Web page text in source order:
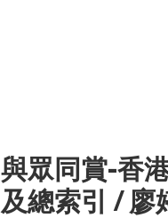
與眾同賞-香
及總索引 / 廖